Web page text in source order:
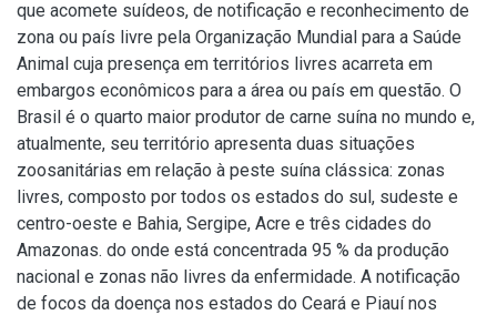
que acomete suídeos, de notificação e reconhecimento de
zona ou país livre pela Organização Mundial para a Saúde
Animal cuja presença em territórios livres acarreta em
embargos econômicos para a área ou país em questão. O
Brasil é o quarto maior produtor de carne suína no mundo e,
atualmente, seu território apresenta duas situações
zoosanitárias em relação à peste suína clássica: zonas
livres, composto por todos os estados do sul, sudeste e
centro-oeste e Bahia, Sergipe, Acre e três cidades do
Amazonas. do onde está concentrada 95 % da produção
nacional e zonas não livres da enfermidade. A notificação
de focos da doença nos estados do Ceará e Piauí nos